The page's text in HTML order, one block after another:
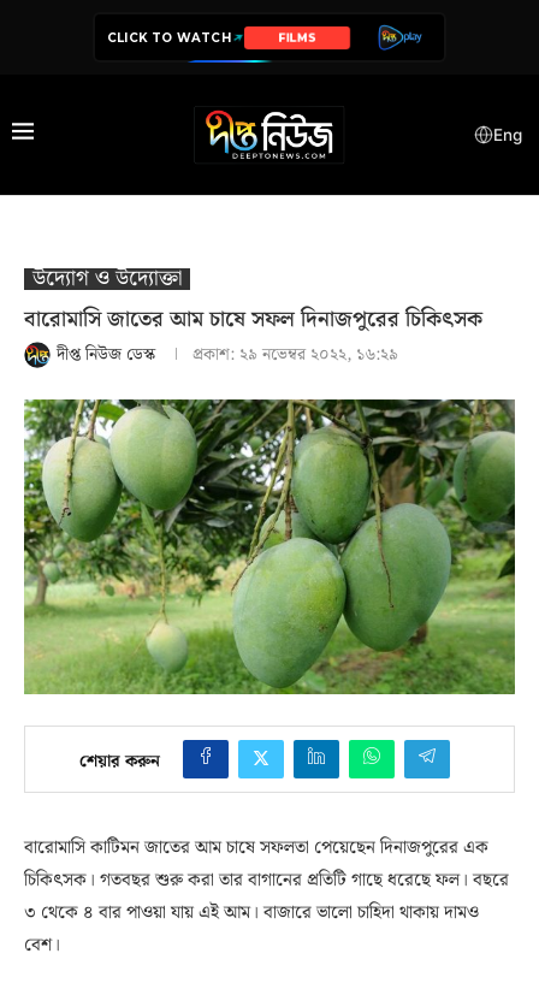
CLICK TO WATCH SERIES
Eng
উদ‍্যোগ ও উদ‍্যোক্তা
বারোমাসি জাতের আম চাষে সফল দিনাজপুরের চিকিৎসক
দীপ্ত নিউজ ডেস্ক প্রকাশ: ২৯ নভেম্বর ২০২২, ১৬:২৯
শেয়ার করুন
বারোমাসি কাটিমন জাতের আম চাষে সফলতা পেয়েছেন দিনাজপুরের এক
চিকিৎসক। গতবছর শুরু করা তার বাগানের প্রতিটি গাছে ধরেছে ফল। বছরে
৩ থেকে ৪ বার পাওয়া যায় এই আম। বাজারে ভালো চাহিদা থাকায় দামও
বেশ।